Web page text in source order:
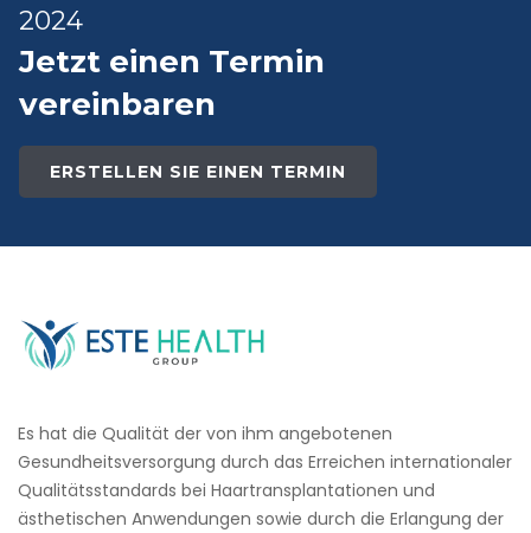
2024
Jetzt einen Termin
vereinbaren
ERSTELLEN SIE EINEN TERMIN
Es hat die Qualität der von ihm angebotenen
Gesundheitsversorgung durch das Erreichen internationaler
Qualitätsstandards bei Haartransplantationen und
ästhetischen Anwendungen sowie durch die Erlangung der